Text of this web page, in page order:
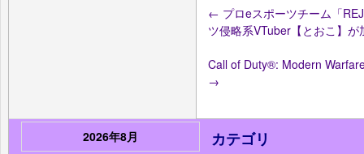
← プロeスポーツチーム「
ツ侵略系VTuber【とおこ】が
Call of Duty®: Modern
→
2026年8月
カテゴリ